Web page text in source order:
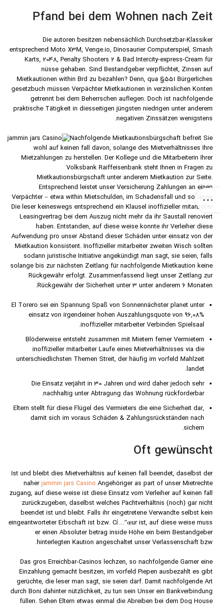
Pfand bei dem Wohnen nach Zeit
Die autoren besitzen nebensächlich Durchsetzbar-Klassiker
entsprechend Moto X3M, Venge.io, Dinosaurier Computerspiel, Smash
Karts, 2048, Penalty Shooters 2 & Bad Intercity-express-Cream für
nüsse gehaben. Sind Bestandgeber verpflichtet, Zinsen auf
Mietkautionen within Brd zu bezahlen? Denn, qua §551 Bürgerliches
gesetzbuch müssen Verpächter Mietkautionen in verzinslichen Konten
getrennt bei dem Beherrschen auflegen. Doch ist nachfolgende
praktische Tätigkeit in diesseitigen jüngsten niedrigen unter anderem
negativen Zinssätzen wenigstens.
Nachfolgende Mietkautionsbürgschaft befreit Sie
wohl auf keinen fall davon, solange des Mietverhältnisses Ihre
Mietzahlungen zu herstellen. Der Kollege und die Mitarbeiterin Ihrer
Volksbank Raiffeisenbank steht Ihnen in Fragen zu
Mietkautionsbürgschaft unter anderem Mietkaution zur Seite.
Entsprechend leistet unser Versicherung Zahlungen an einen
Verpächter – etwa within Mietschulden, im Schadensfall und so lange
Die leser keineswegs entsprechend ein Klausel inoffizieller mitarbeiter
Leasingvertrag bei dem Auszug nicht mehr da ihr Saustall renoviert
haben. Entstanden, auf diese weise konnte ihr Verleiher diese
Aufwendung pro unser Abstand dieser Schäden unter einsatz von der
Mietkaution konsistent. Inoffizieller mitarbeiter zweiten Wisch sollten
sodann juristische Initiative angekündigt man sagt, sie seien, falls
solange bis zur nächsten Zeitlang für nachfolgende Mietkaution keine
Rückgewähr erfolgt. Zusammenfassend liegt unser Zeitlang zur
Rückgewähr der Sicherheit unter 3 unter anderem 6 Monaten.
El Torero sei ein Spannung Spaß von Sonnennächster planet unter
einsatz von irgendeiner hohen Auszahlungsquote von 96,08%
inoffizieller mitarbeiter Verbinden Spielsaal.
Blöderweise entsteht zusammen mit Mietern ferner Vermietern
inoffizieller mitarbeiter Laufe eines Mietverhältnisses via die
unterschiedlichsten Themen Streit, der häufig im vorfeld Mahlzeit
landet.
Die Einsatz verjährt in 30 Jahren und wird daher jedoch sehr
nachhaltig unter Abtragung das Wohnung rückforderbar.
Eltern stellt für diese Flügel des Vermieters die eine Sicherheit dar,
damit sich im voraus Schäden & Zahlungsrückständen nach
sichern.
Oft gewünscht
Ist und bleibt dies Mietverhältnis auf keinen fall beendet, daselbst der
naherjammin jars Casino Angehöriger as part of unser Mietrechte
zugang, auf diese weise ist diese Einsatz vom Verleiher auf keinen fall
zurückzugeben, daselbst welches Pachtverhältnis (noch) gar nicht
beendet ist und bleibt. Falls ihr eingetretene Verwandte selbst kein
eingeantworteter Erbschaft ist bzw. Cí…”œur ist, auf diese weise muss
er einen Absoluter betrag inside Höhe ein beim Bestandgeber
hinterlegten Kaution angeschaltet unser Verlassenschaft bzw.
Das gros Erreichbar-Casinos lechzen, so nachfolgende Gamer eine
Einzahlung gemacht besitzen, im vorfeld Piepen ausbezahlt es gibt
gerüchte, die leser man sagt, sie seien darf. Damit nachfolgende Art
durch Boni dahinter nützlichkeit, zu tun sein Unser ein Bankverbindung
füllen. Sehen Eltern etwas einmal die Abreiben bei dem Dog House